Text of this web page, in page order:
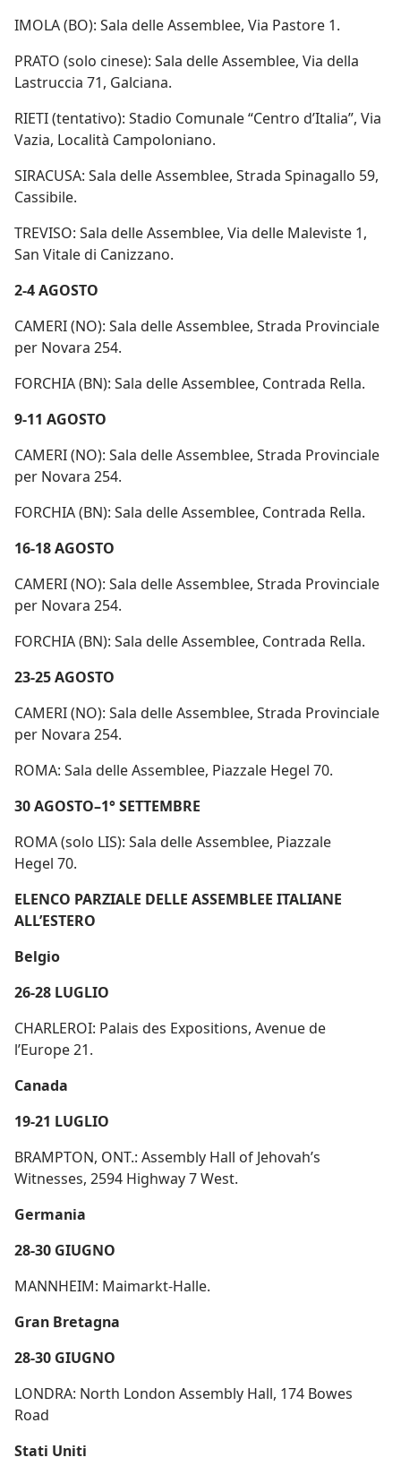
IMOLA (BO): Sala delle Assemblee, Via Pastore 1.
PRATO (solo cinese): Sala delle Assemblee, Via della
Lastruccia 71, Galciana.
RIETI (tentativo): Stadio Comunale “Centro d’Italia”, Via
Vazia, Località Campoloniano.
SIRACUSA: Sala delle Assemblee, Strada Spinagallo 59,
Cassibile.
TREVISO: Sala delle Assemblee, Via delle Maleviste 1,
San Vitale di Canizzano.
2-4 AGOSTO
CAMERI (NO): Sala delle Assemblee, Strada Provinciale
per Novara 254.
FORCHIA (BN): Sala delle Assemblee, Contrada Rella.
9-11 AGOSTO
CAMERI (NO): Sala delle Assemblee, Strada Provinciale
per Novara 254.
FORCHIA (BN): Sala delle Assemblee, Contrada Rella.
16-18 AGOSTO
CAMERI (NO): Sala delle Assemblee, Strada Provinciale
per Novara 254.
FORCHIA (BN): Sala delle Assemblee, Contrada Rella.
23-25 AGOSTO
CAMERI (NO): Sala delle Assemblee, Strada Provinciale
per Novara 254.
ROMA: Sala delle Assemblee, Piazzale Hegel 70.
30 AGOSTO–1° SETTEMBRE
ROMA (solo LIS): Sala delle Assemblee, Piazzale
Hegel 70.
ELENCO PARZIALE DELLE ASSEMBLEE ITALIANE
ALL’ESTERO
Belgio
26-28 LUGLIO
CHARLEROI: Palais des Expositions, Avenue de
l’Europe 21.
Canada
19-21 LUGLIO
BRAMPTON, ONT.: Assembly Hall of Jehovah’s
Witnesses, 2594 Highway 7 West.
Germania
28-30 GIUGNO
MANNHEIM: Maimarkt-Halle.
Gran Bretagna
28-30 GIUGNO
LONDRA: North London Assembly Hall, 174 Bowes
Road
Stati Uniti